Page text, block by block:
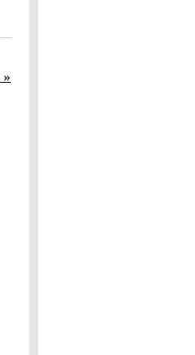
»